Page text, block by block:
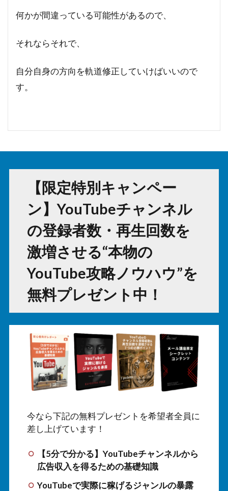
何かが間違っている可能性があるので、
それならそれで、
自分自身の方向を軌道修正していけばいいので
す。
【限定特別キャンペー
ン】YouTubeチャンネル
の登録者数・再生回数を
激増させる“本物の
YouTube攻略ノウハウ”を
無料プレゼント中！
今なら下記の無料プレゼントを希望者全員に
差し上げています！
【5分で分かる】YouTubeチャンネルから
広告収入を得るための基礎知識
YouTubeで実際に稼げるジャンルの暴露